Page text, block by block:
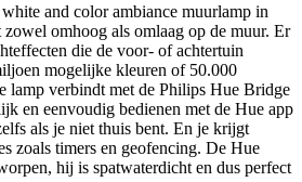
and color ambiance muurlamp in
omhoog als omlaag op de muur. Er
die de voor- of achtertuin
mogelijke kleuren of 50.000
lamp verbindt met de Philips Hue Bridge
en eenvoudig bedienen met de Hue app
als je niet thuis bent. En je krijgt
zoals timers en geofencing. De Hue
hij is spatwaterdicht en dus perfect